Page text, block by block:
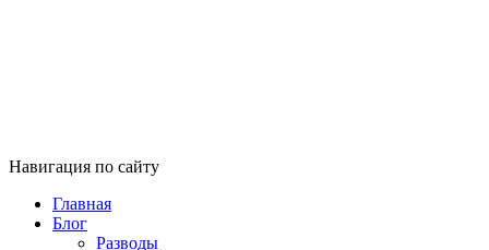
Навигация по сайту
Главная
Блог
Разводы